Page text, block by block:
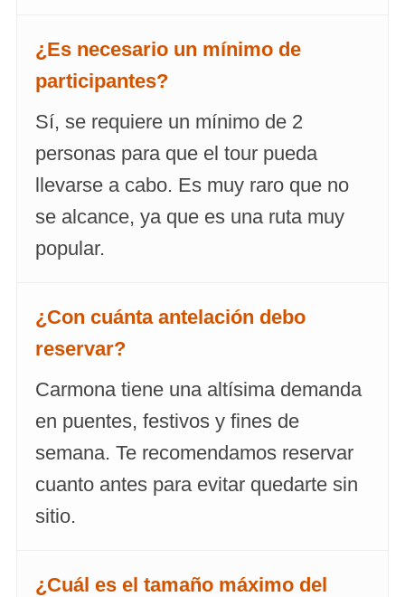
¿Es necesario un mínimo de
participantes?
Sí, se requiere un mínimo de 2
personas para que el tour pueda
llevarse a cabo. Es muy raro que no
se alcance, ya que es una ruta muy
popular.
¿Con cuánta antelación debo
reservar?
Carmona tiene una altísima demanda
en puentes, festivos y fines de
semana. Te recomendamos reservar
cuanto antes para evitar quedarte sin
sitio.
¿Cuál es el tamaño máximo del